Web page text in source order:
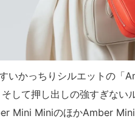
いかっちりシルエットの「
して押し出しの強すぎない
Mini MiniのほかAmber